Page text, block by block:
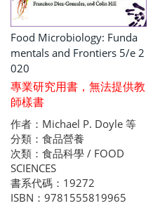
Food Microbiology: Funda
mentals and Frontiers 5/e 2
020
專業研究用書，無法提供教
師樣書
作者：Michael P. Doyle 等
分類：食品營養
次類：食品科學 / FOOD
SCIENCES
書系代碼：19272
ISBN：9781555819965